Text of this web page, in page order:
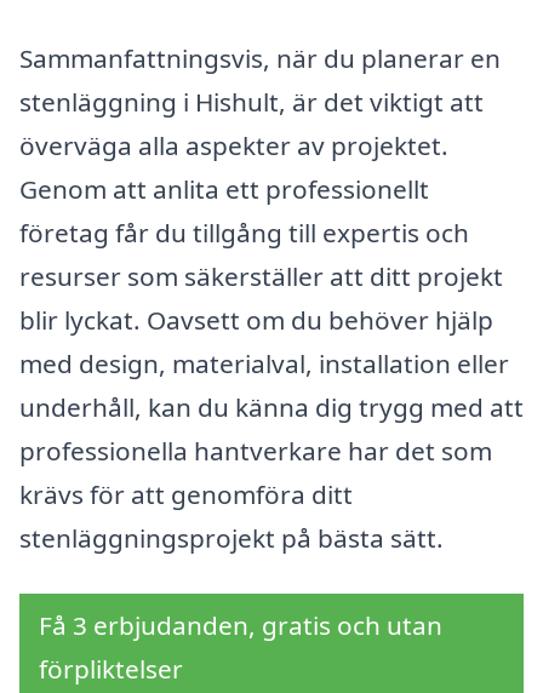
Sammanfattningsvis, när du planerar en
stenläggning i Hishult, är det viktigt att
överväga alla aspekter av projektet.
Genom att anlita ett professionellt
företag får du tillgång till expertis och
resurser som säkerställer att ditt projekt
blir lyckat. Oavsett om du behöver hjälp
med design, materialval, installation eller
underhåll, kan du känna dig trygg med att
professionella hantverkare har det som
krävs för att genomföra ditt
stenläggningsprojekt på bästa sätt.
Få 3 erbjudanden, gratis och utan
förpliktelser